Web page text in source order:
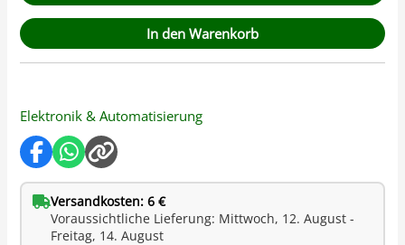
In den Warenkorb
Elektronik & Automatisierung
Versandkosten: 6 €
Voraussichtliche Lieferung: Mittwoch, 12. August -
Freitag, 14. August